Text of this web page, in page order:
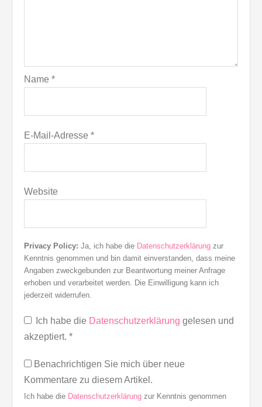
Name *
E-Mail-Adresse *
Website
Privacy Policy: Ja, ich habe die Datenschutzerklärung zur
Kenntnis genommen und bin damit einverstanden, dass meine
Angaben zweckgebunden zur Beantwortung meiner Anfrage
erhoben und verarbeitet werden. Die Einwilligung kann ich
jederzeit widerrufen.
Ich habe die Datenschutzerklärung gelesen und
akzeptiert. *
Benachrichtigen Sie mich über neue
Kommentare zu diesem Artikel.
Ich habe die Datenschutzerklärung zur Kenntnis genommen